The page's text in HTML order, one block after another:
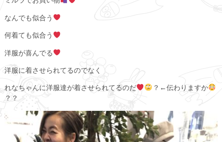
なんでも似合う
何着ても似合う
洋服が喜んでる
洋服に着させられてるのでなく
れなちゃんに洋服達が着させられてるのだ
？←伝わりますか
？？